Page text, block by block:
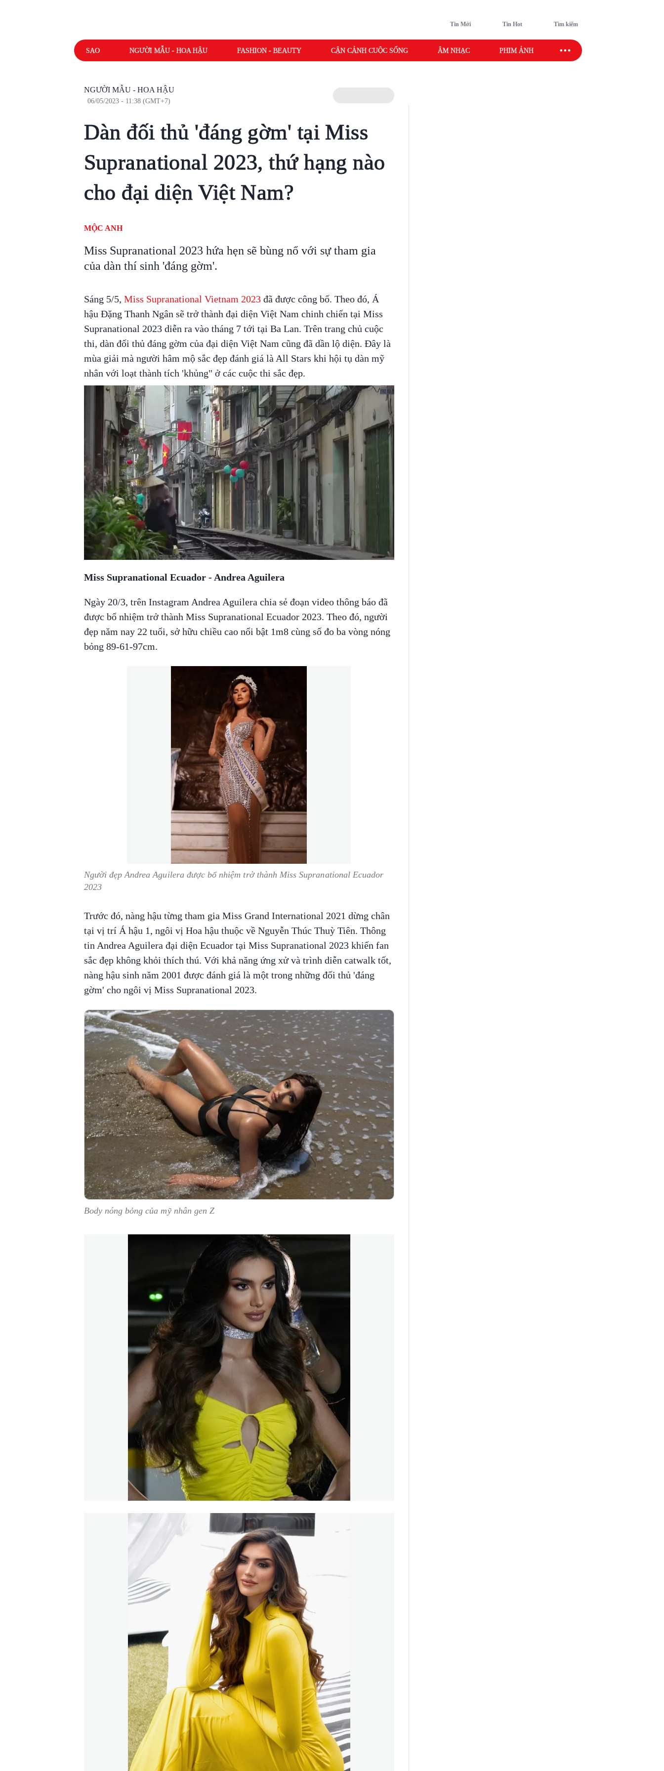
Tin Mới Tin Hot Tìm kiếm
SAO NGƯỜI MẪU - HOA HẬU FASHION - BEAUTY CẬN CẢNH CUỘC SỐNG ÂM NHẠC PHIM ẢNH SAO SPORT
NGƯỜI MẪU - HOA HẬU
06/05/2023 - 11:38 (GMT+7)
Dàn đối thủ 'đáng gờm' tại Miss
Supranational 2023, thứ hạng nào
cho đại diện Việt Nam?
MỘC ANH
Miss Supranational 2023 hứa hẹn sẽ bùng nổ với sự tham gia
của dàn thí sinh 'đáng gờm'.
Sáng 5/5, Miss Supranational Vietnam 2023đã được công bố. Theo đó, Á
hậu Đặng Thanh Ngân sẽ trở thành đại diện Việt Nam chinh chiến tại Miss
Supranational 2023 diễn ra vào tháng 7 tới tại Ba Lan. Trên trang chủ cuộc
thi, dàn đối thủ đáng gờm của đại diện Việt Nam cũng đã dần lộ diện. Đây là
mùa giải mà người hâm mộ sắc đẹp đánh giá là All Stars khi hội tụ dàn mỹ
nhân với loạt thành tích 'khủng" ở các cuộc thi sắc đẹp.
Miss Supranational Ecuador - Andrea Aguilera
Ngày 20/3, trên Instagram Andrea Aguilera chia sẻ đoạn video thông báo đã
được bổ nhiệm trở thành Miss Supranational Ecuador 2023. Theo đó, người
đẹp năm nay 22 tuổi, sở hữu chiều cao nổi bật 1m8 cùng số đo ba vòng nóng
bỏng 89-61-97cm.
Người đẹp Andrea Aguilera được bổ nhiệm trở thành Miss Supranational Ecuador
2023
Trước đó, nàng hậu từng tham gia Miss Grand International 2021 dừng chân
tại vị trí Á hậu 1, ngôi vị Hoa hậu thuộc về Nguyễn Thúc Thuỳ Tiên. Thông
tin Andrea Aguilera đại diện Ecuador tại Miss Supranational 2023 khiến fan
sắc đẹp không khỏi thích thú. Với khả năng ứng xử và trình diễn catwalk tốt,
nàng hậu sinh năm 2001 được đánh giá là một trong những đối thủ 'đáng
gờm' cho ngôi vị Miss Supranational 2023.
Body nóng bỏng của mỹ nhân gen Z